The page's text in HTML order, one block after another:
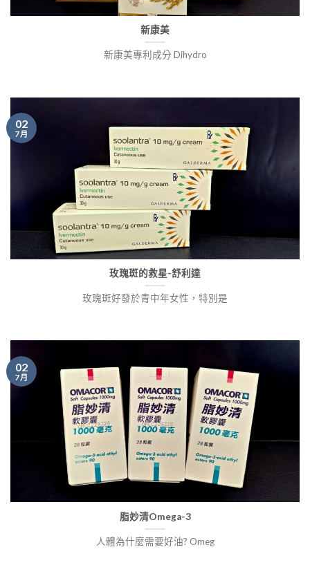
新康美
新康美專利成分 Dihydro
玫瑰斑的救星-舒利達
玫瑰斑好發於青中年女性，特別是
02
7 月
脂妙清Omega-3
人體為什麼需要好油? Omeg
02
7 月